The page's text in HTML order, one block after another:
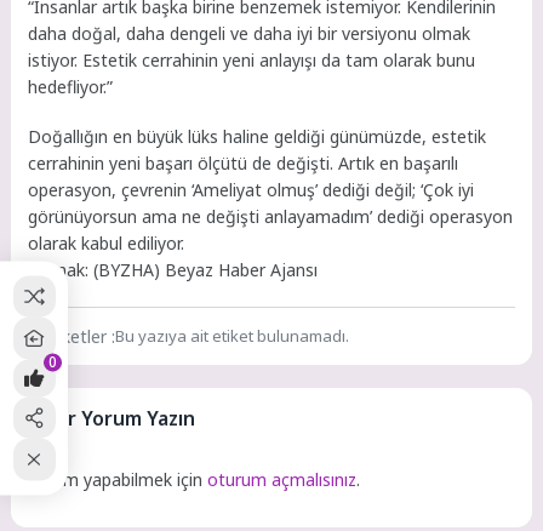
“İnsanlar artık başka birine benzemek istemiyor. Kendilerinin
daha doğal, daha dengeli ve daha iyi bir versiyonu olmak
istiyor. Estetik cerrahinin yeni anlayışı da tam olarak bunu
hedefliyor.”
Doğallığın en büyük lüks haline geldiği günümüzde, estetik
cerrahinin yeni başarı ölçütü de değişti. Artık en başarılı
operasyon, çevrenin ‘Ameliyat olmuş’ dediği değil; ‘Çok iyi
görünüyorsun ama ne değişti anlayamadım’ dediği operasyon
olarak kabul ediliyor.
Kaynak: (BYZHA) Beyaz Haber Ajansı
Etiketler :Bu yazıya ait etiket bulunamadı.
Bir Yorum Yazın
Yorum yapabilmek içinoturum açmalısınız.
0